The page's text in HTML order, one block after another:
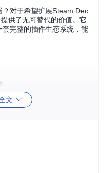
对于希望扩展Steam Dec
供了无可替代的价值。它
完整的插件生态系统，能
统稳定性
文